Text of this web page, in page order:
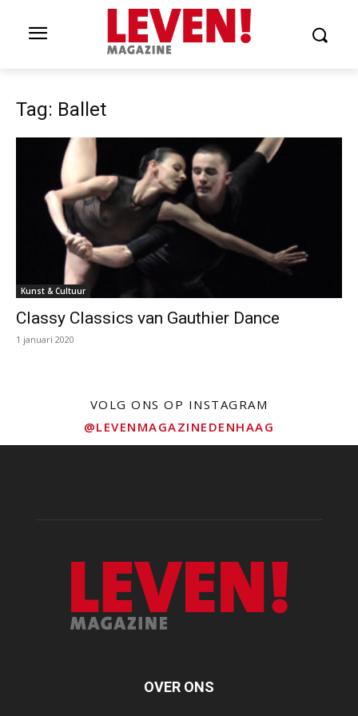
Tag: Ballet
Kunst & Cultuur
Classy Classics van Gauthier Dance
1 januari 2020
VOLG ONS OP INSTAGRAM
@LEVENMAGAZINEDENHAAG
OVER ONS